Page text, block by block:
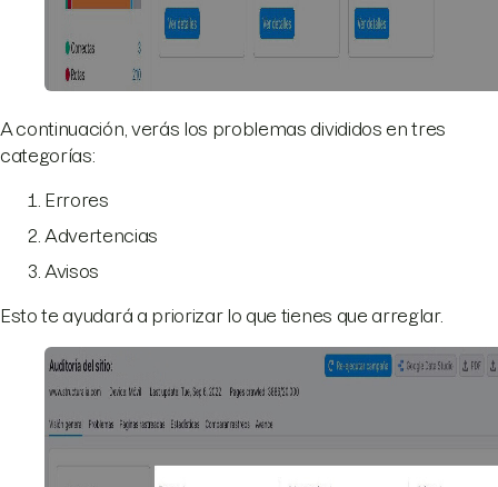
A continuación, verás los problemas divididos en tres
categorías:
Errores
Advertencias
Avisos
Esto te ayudará a priorizar lo que tienes que arreglar.